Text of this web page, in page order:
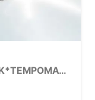
Expression TCe 130*SMARTLINK*TEMPOMAT*LED*PDC-KAMERA*SHZ*KLIMA*17-ZOLL